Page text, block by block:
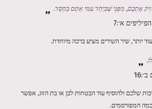
אֶתְכֶם, מִפְּנֵי שֶׁבְּיַחַד עִמִּי אַתֶּם בַּחֶסֶד.
א׳:7
יותר, שיר השירים מציע ברכה מיוחדת.
שלכם ולהוסיף עוד הבטחות לבן או בת הזוג, אפשר
המפורסמים.